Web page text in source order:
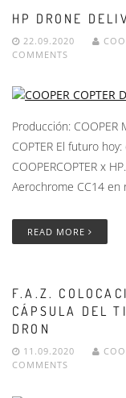
HP DRONE
22.09.2020
COMMENTS
Producción: COOPER
COPTER El futuro
COOPERCOPTER x
Aerochrome CC14 en
READ MORE
F.A.Z.
CÁPSULA DEL
DRON
11.09.2020
COMMENTS